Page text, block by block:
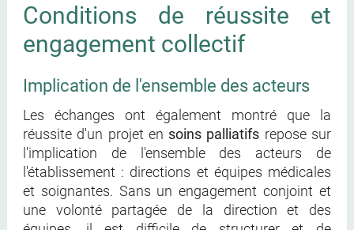
Conditions de réussite et
engagement collectif
Implication de l'ensemble des acteurs
Les échanges ont également montré que la
réussite d'un projet en soins palliatifs repose sur
l'implication de l'ensemble des acteurs de
l'établissement : directions et équipes médicales
et soignantes. Sans un engagement conjoint et
une volonté partagée de la direction et des